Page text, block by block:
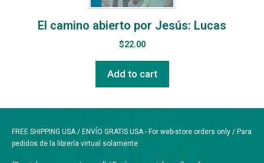
El camino abierto por Jesús: Lucas
$22.00
Add to cart
FREE SHIPPING USA / ENVÍO GRATIS USA - For web-store orders only / Para
pedidos de la librería virtual solamente